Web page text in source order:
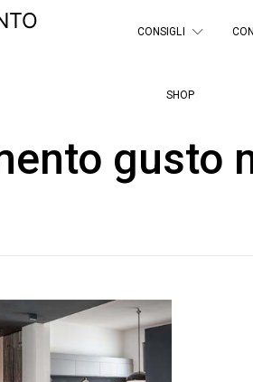
CONSIGLI
SHOP
gusto